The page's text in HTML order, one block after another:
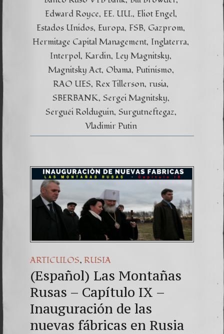
Edward Royce EE. UU. Eliot Engel
Estados Unidos Europa FSB Gazprom
Hermitage Capital Management Inglaterra
Interpol Kardin Ley Magnitsky
Magnitsky Act Obama Putinismo
RAO UES Rex Tillerson rusia
SBERBANK Sergei Magnitsky
Serguéi Rolduguin Surgutneftegaz
Vladimir Putin
ARTICULOS, RUSIA
(Español) Las Montañas
Rusas – Capítulo IX –
Inauguración de las
nuevas fábricas en Rusia